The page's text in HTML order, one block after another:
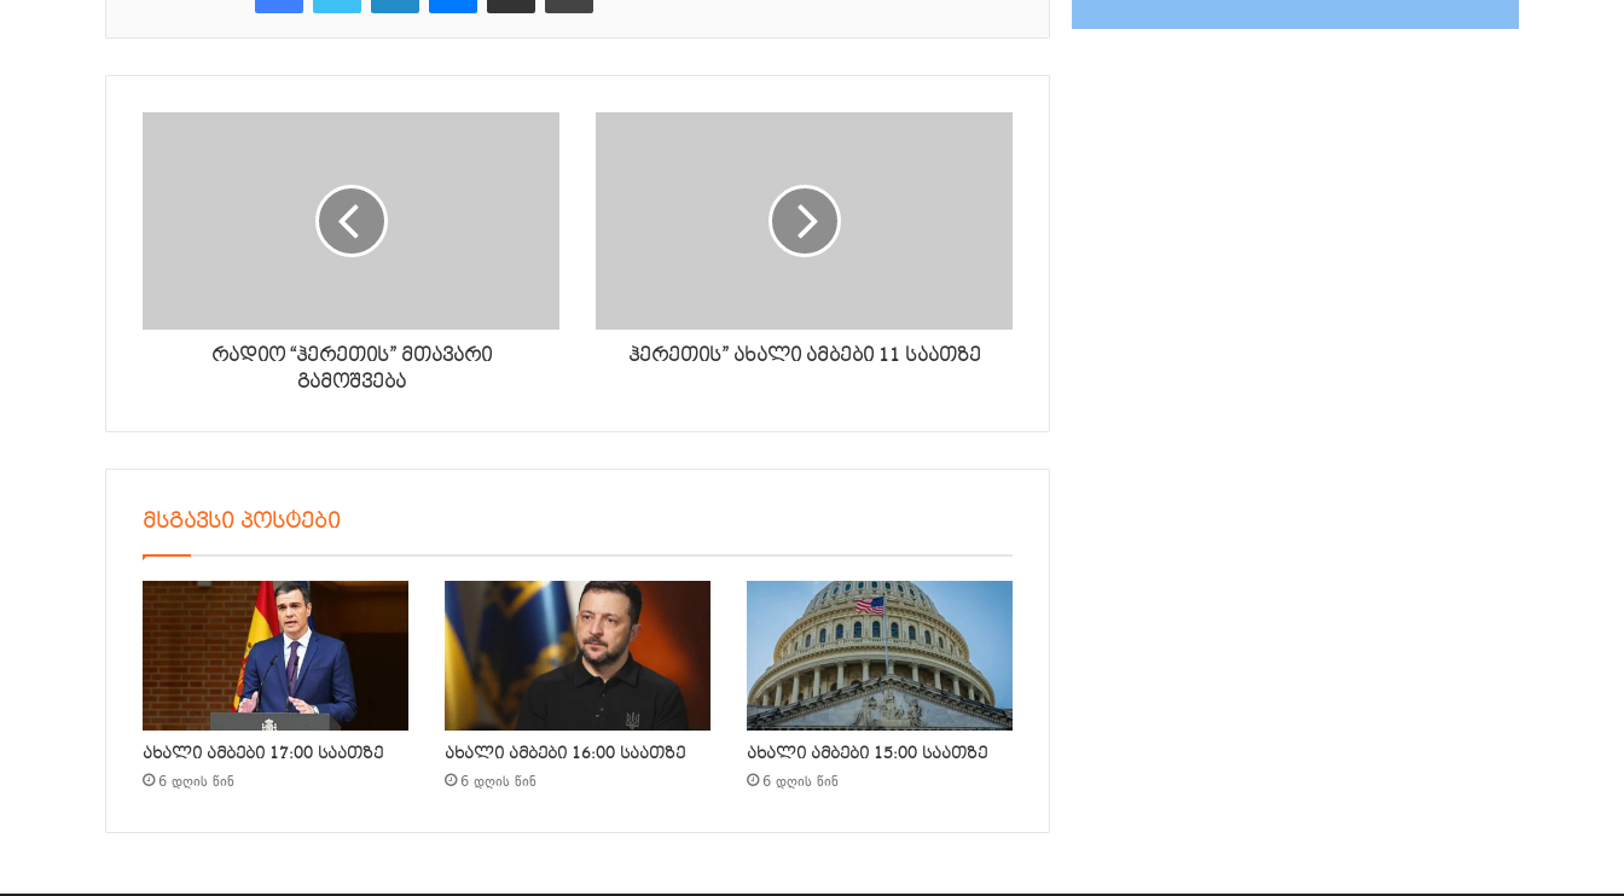
რადიო “ჰერეთის” მთავარი
გამოშვება
ჰერეთის” ახალი ამბები 11 საათზე
მსგავსი პოსტები
ახალი ამბები 17:00 საათზე
6 დღის წინ
ახალი ამბები 16:00 საათზე
6 დღის წინ
ახალი ამბები 15:00 საათზე
6 დღის წინ